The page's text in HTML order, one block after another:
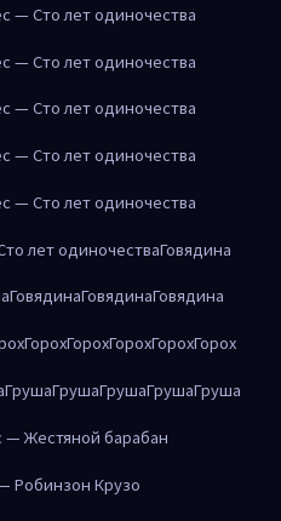
— Сто лет одиночества
— Сто лет одиночества
— Сто лет одиночества
— Сто лет одиночества
— Сто лет одиночества
лет одиночестваГовядина
ГовядинаГовядинаГовядина
ГорохГорохГорохГорохГорох
ГрушаГрушаГрушаГрушаГруша
— Жестяной барабан
Робинзон Крузо